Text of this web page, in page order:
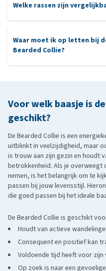
Heupdysplasie
Welke rassen zijn
Schapendoes is over het
taakgericht.
Old English Sheepdog :
vacht, met een zacht karakter
vaak wat zwaarder gebouwd
gehecht aan zijn gezin.
DeBriard: is eveneens een
sterke werkmentaliteit. Hij is
DeTibetaanse Terriër:
lange, dichte vacht en een
onafhankelijker en waakzamer.
Waar moet ik op letten bij
Bearded Collie?
Voor welk baasje is
geschikt?
De Bearded Collie is een
uitblinkt in veelzijdigheid, maar
is trouw aan zijn gezin en houdt
betrokkenheid. Als je overweegt
nemen, is het belangrijk om te
passen bij jouw levensstijl.
die goed passen bij het ideale
De Bearded Collie is geschikt
Houdt van actieve
Consequent en positief kan
Voldoende tijd heeft voor
Op zoek is naar een